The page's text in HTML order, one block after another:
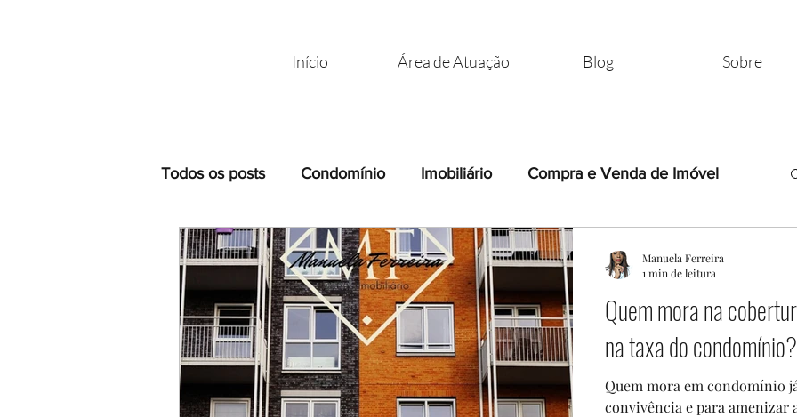
Início Área de Atuação Blog Sobre
Todos os posts Condomínio Imobiliário Compra e Venda de Imóvel
Incorporação Locação Corretor Imobiliário
Multipropriedade CONTRATOS
Quem mora na
na taxa do condomínio?
Quem mora em condomínio
convivência e para amenizar
Manuela Ferreira
1 min de leitura